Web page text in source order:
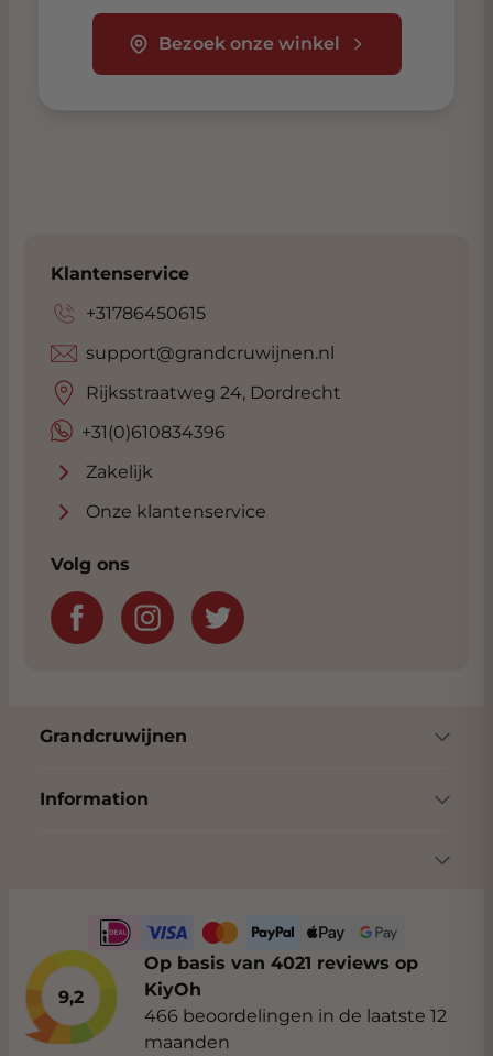
Bezoek onze winkel
Klantenservice
+31786450615
+31(0)610834396
support@grandcruwijnen.nl
Rijksstraatweg 24, Dordrecht
Zakelijk
Onze klantenservice
Volg ons
Grandcruwijnen
Information
9,2
Op basis van 4021 reviews op
KiyOh
466 beoordelingen in de laatste 12
maanden